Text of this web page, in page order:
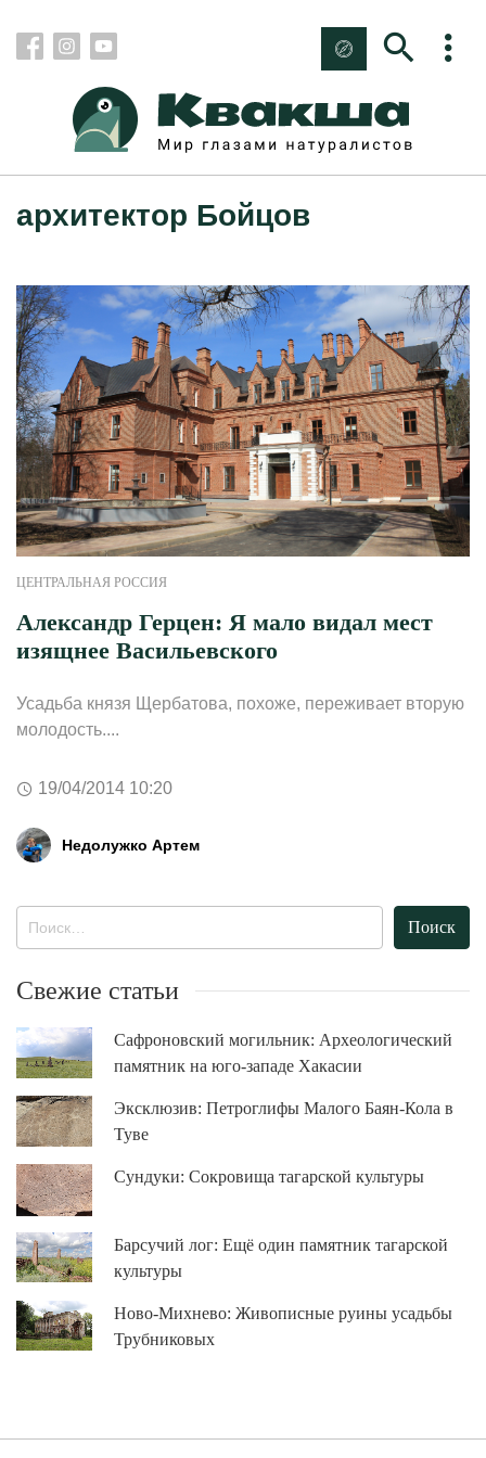
архитектор Бойцов
ЦЕНТРАЛЬНАЯ РОССИЯ
Александр Герцен: Я мало видал мест
изящнее Васильевского
Усадьба князя Щербатова, похоже, переживает вторую
молодость....
19/04/2014 10:20
Недолужко Артем
Свежие статьи
Сафроновский могильник: Археологический
памятник на юго-западе Хакасии
Эксклюзив: Петроглифы Малого Баян-Кола в
Туве
Сундуки: Сокровища тагарской культуры
Барсучий лог: Ещё один памятник тагарской
культуры
Ново-Михнево: Живописные руины усадьбы
Трубниковых